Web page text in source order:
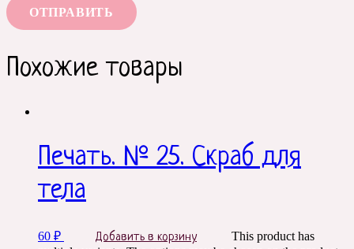
Похожие товары
Печать. № 25. Скраб для
тела
60 ₽ Добавить в корзину
This product has